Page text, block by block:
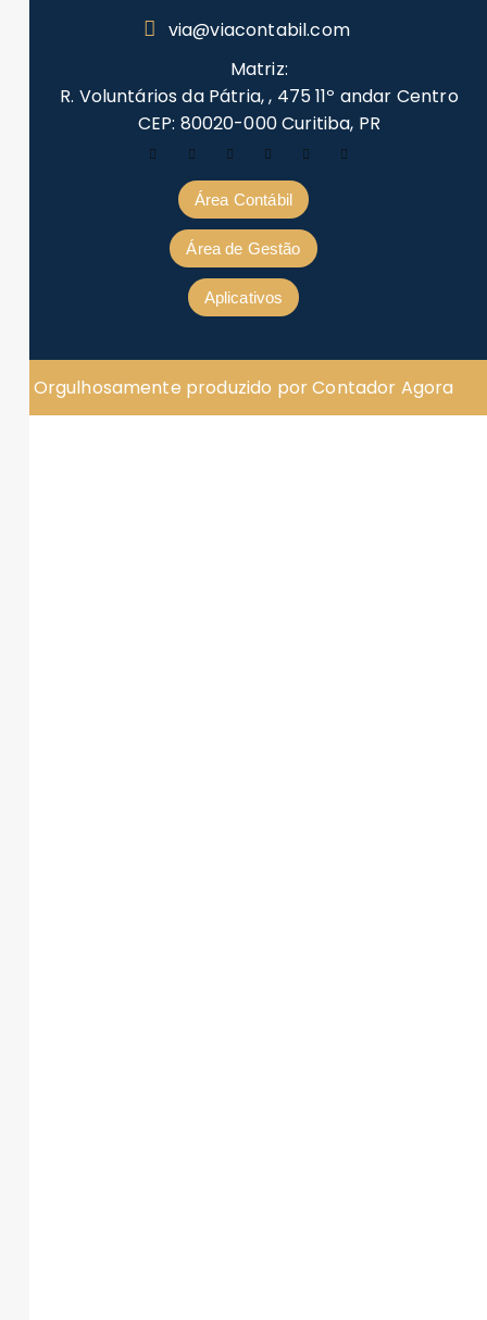
via@viacontabil.com
Matriz:
R. Voluntários da Pátria, , 475 11º andar Centro
CEP: 80020-000 Curitiba, PR
Área Contábil
Área de Gestão
Aplicativos
Orgulhosamente produzido por Contador Agora